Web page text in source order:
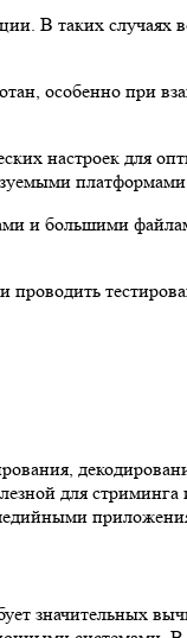
В таких
особенно при
настроек для
платформами.
и большими
для стриминга
значительных